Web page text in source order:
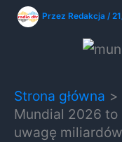
Przez Redakcja /
Strona główna
Mundial 2026 to
uwagę